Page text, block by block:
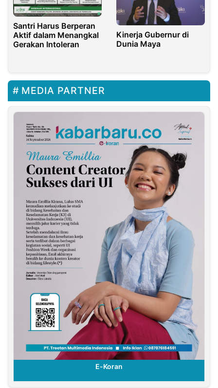
Santri Harus Berperan
Aktif dalam Menangkal
Gerakan Intoleran
Kinerja Gubernur di
Dunia Maya
MEDIA PARTNER
E-Koran